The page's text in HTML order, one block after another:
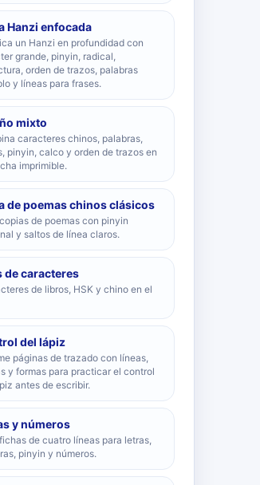
Hanzi enfocada
un Hanzi en profundidad con
grande, pinyin, radical,
orden de trazos, palabras
y líneas para frases.
mixto
caracteres chinos, palabras,
pinyin, calco y orden de trazos en
imprimible.
de poemas chinos clásicos
de poemas con pinyin
y saltos de línea claros.
de caracteres
de libros, HSK y chino en el
del lápiz
páginas de trazado con líneas,
y formas para practicar el control
antes de escribir.
y números
de cuatro líneas para letras,
pinyin y números.